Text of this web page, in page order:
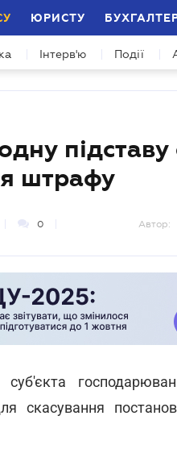
ЮРИСТУ
Інтерв'ю Події
штрафу
0 Автор:
суб'єкта
скасування